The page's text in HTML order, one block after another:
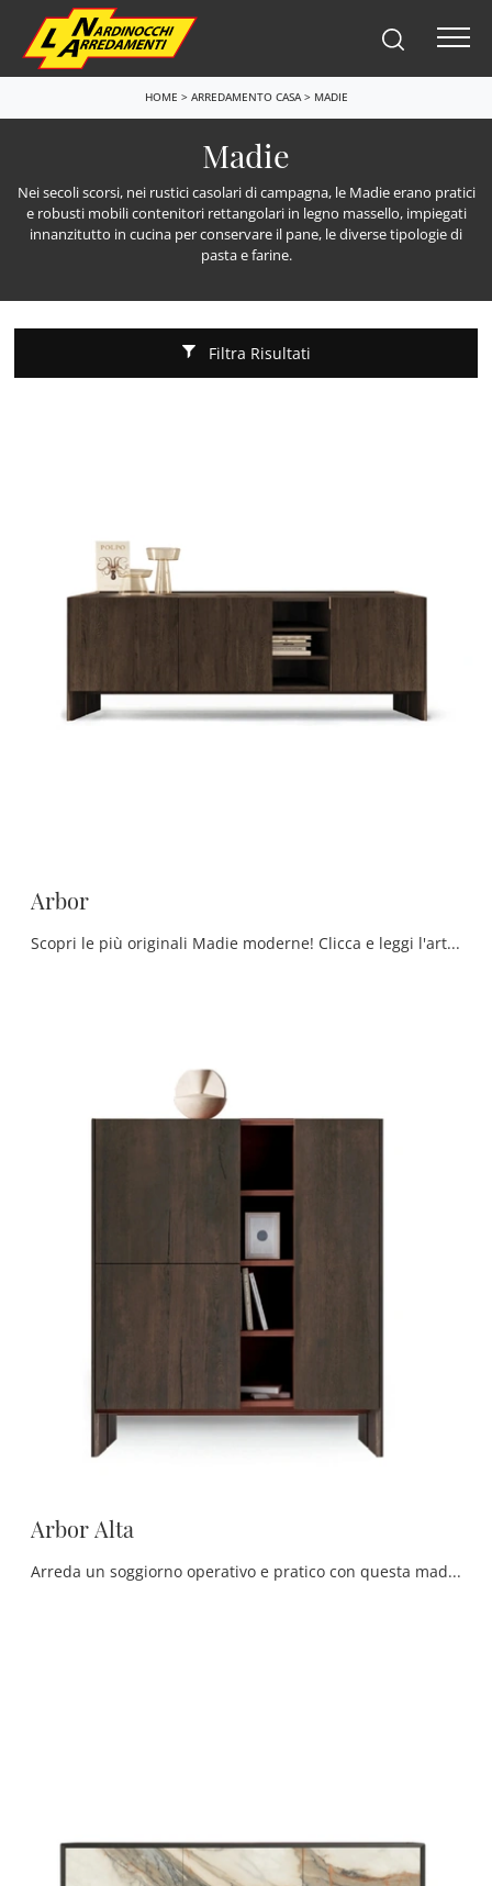
HOME > ARREDAMENTO CASA > MADIE
Madie
Nei secoli scorsi, nei rustici casolari di campagna, le Madie erano pratici
e robusti mobili contenitori rettangolari in legno massello, impiegati
innanzitutto in cucina per conservare il pane, le diverse tipologie di
pasta e farine.
Filtra Risultati
Arbor
Scopri le più originali Madie moderne! Clicca e leggi l'articolo: mobile soggiorno Arbor in legno, soluzione funzionale ed esteticamente gradevole.
Arbor Alta
Arreda un soggiorno operativo e pratico con questa madia Arbor Alta di Devina Nais: scopri le più originali Madie in legno.